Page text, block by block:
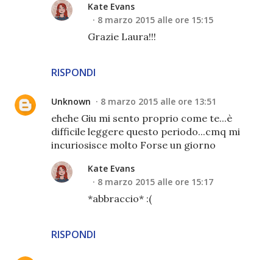
RISPONDI
Kate Evans
8 marzo 2015 alle ore 15:15
Grazie Laura!!!
Unknown 8 marzo 2015 alle ore 13:51
ehehe Giu mi sento proprio come te...è
difficile leggere questo periodo...cmq mi
incuriosisce molto Forse un giorno
RISPONDI
Kate Evans
8 marzo 2015 alle ore 15:17
*abbraccio* :(